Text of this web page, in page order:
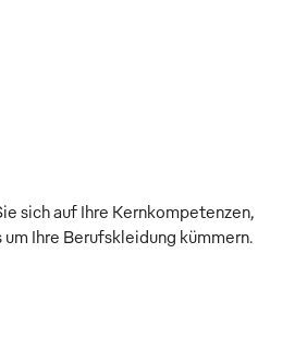
sich auf Ihre Kernkompetenzen,
um Ihre Berufskleidung kümmern.